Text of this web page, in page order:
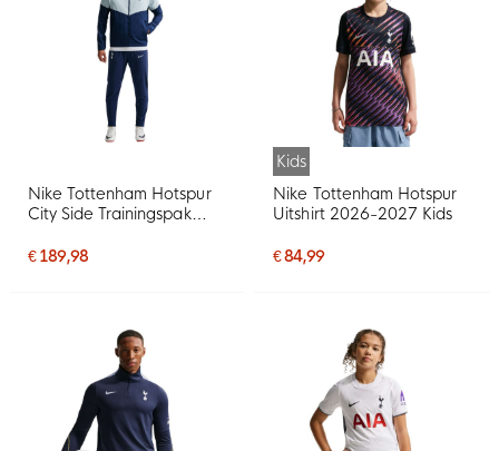
Nike Tottenham Hotspur
City Side Trainingspak
Lichtblauw Wit
€ 189,98
Kids
Nike Tottenham Hotspur
Uitshirt 2026-2027 Kids
€ 84,99